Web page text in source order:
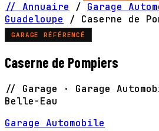
// Annuaire / Garage
Guadeloupe
/ Caserne de
GARAGE RÉFÉRENCÉ
Caserne de Pompiers
// Garage · Garage
Belle-Eau
Garage Automobile